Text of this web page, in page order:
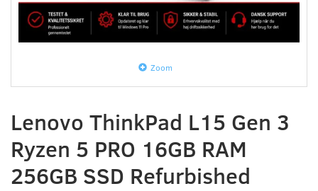
Zoom
Lenovo ThinkPad L15 Gen 3
Ryzen 5 PRO 16GB RAM
256GB SSD Refurbished